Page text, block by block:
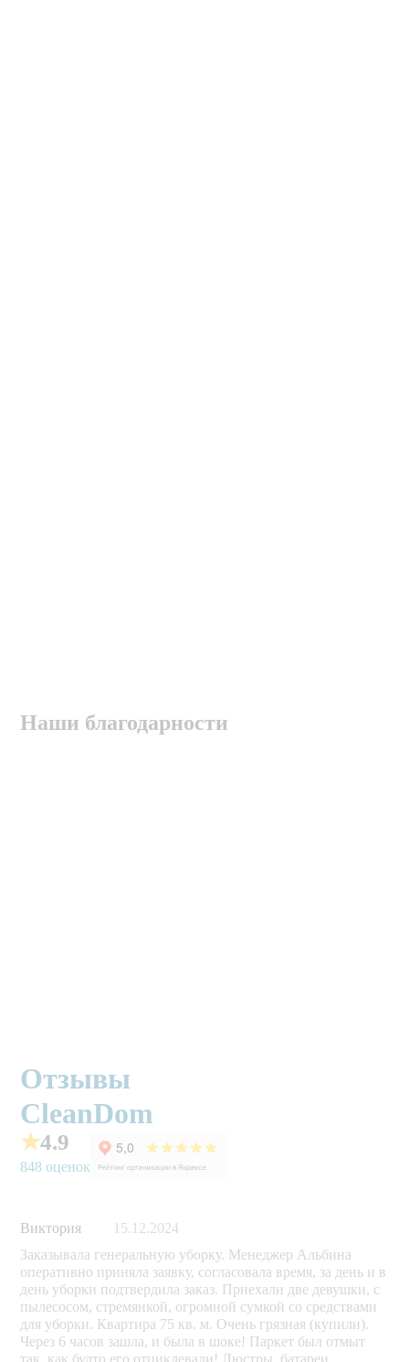
Наши благодарности
Отзывы
CleanDom
★4.9
848 оценок
Виктория
15.12.2024
Заказывала генеральную уборку. Менеджер Альбина
оперативно приняла заявку, согласовала время, за день и в
день уборки подтвердила заказ. Приехали две девушки, с
пылесосом, стремянкой, огромной сумкой со средствами
для уборки. Квартира 75 кв. м. Очень грязная (купили).
Через 6 часов зашла, и была в шоке! Паркет был отмыт